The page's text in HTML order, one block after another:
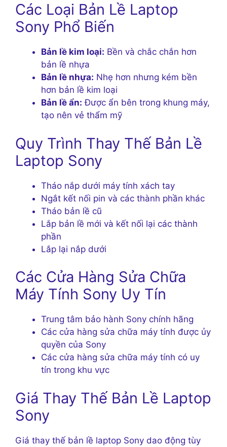
Các Loại Bản Lề Laptop
Sony Phổ Biến
Bản lề kim loại: Bền và chắc chắn hơn
bản lề nhựa
Bản lề nhựa: Nhẹ hơn nhưng kém bền
hơn bản lề kim loại
Bản lề ẩn: Được ẩn bên trong khung máy,
tạo nên vẻ thẩm mỹ
Quy Trình Thay Thế Bản Lề
Laptop Sony
Tháo nắp dưới máy tính xách tay
Ngắt kết nối pin và các thành phần khác
Tháo bản lề cũ
Lắp bản lề mới và kết nối lại các thành
phần
Lắp lại nắp dưới
Các Cửa Hàng Sửa Chữa
Máy Tính Sony Uy Tín
Trung tâm bảo hành Sony chính hãng
Các cửa hàng sửa chữa máy tính được ủy
quyền của Sony
Các cửa hàng sửa chữa máy tính có uy
tín trong khu vực
Giá Thay Thế Bản Lề Laptop
Sony
Giá thay thế bản lề laptop Sony dao động tùy